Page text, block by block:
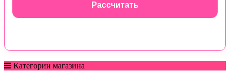
Рассчитать
Категории магазина